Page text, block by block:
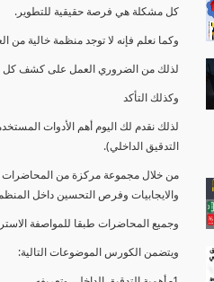
كل مشكلة هي فرصة حقيقية للتطوير.
وكما نعلم فإنه لا توجد منظمة خالية من
لذلك من الضروري العمل على كشف كل
وكذلك التأكد
لذلك نقدم لك اليوم أهم الأدوات
التدقيق الداخلي).
من خلال مجموعة مركزة من المحاضرات
والايجابيات وفرص التحسين داخل
وجميع المحاضرات طبقا للمواصفة الاسترشادية
ويتضمن الكورس الموضوعات التالية: